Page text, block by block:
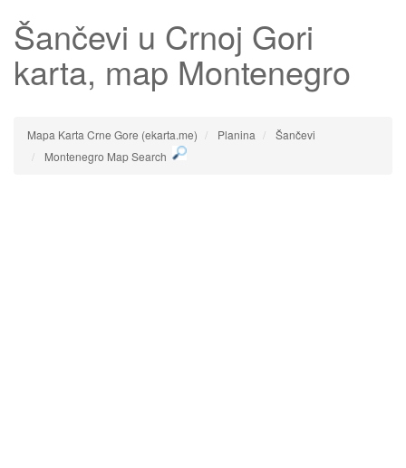
Šančevi u Crnoj Gori
karta, map Montenegro
Mapa Karta Crne Gore (ekarta.me) Planina
Šančevi
Montenegro Map Search